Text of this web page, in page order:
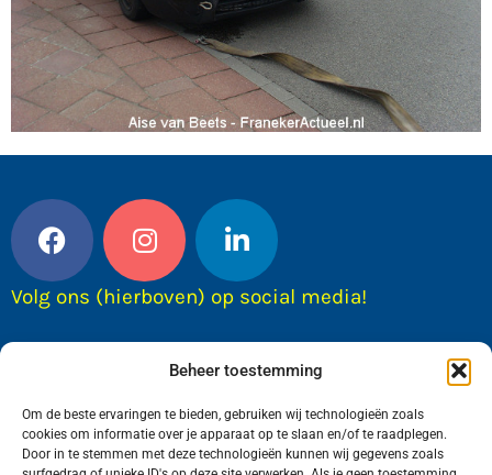
Beheer toestemming
Om de beste ervaringen te bieden, gebruiken wij technologieën zoals
cookies om informatie over je apparaat op te slaan en/of te raadplegen.
Door in te stemmen met deze technologieën kunnen wij gegevens zoals
Volg ons (hierboven) op social media!